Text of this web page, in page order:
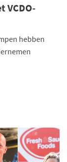
VCDO-
hebben